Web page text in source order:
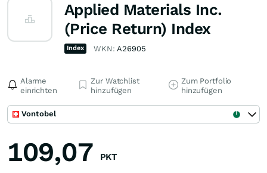
Applied Materials Inc.
(Price Return) Index
Index WKN:A26905
Alarme
einrichten
Zur Watchlist
hinzufügen
Zum Portfolio
hinzufügen
Vontobel
109,07 PKT